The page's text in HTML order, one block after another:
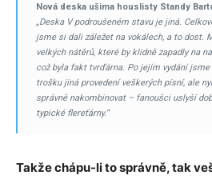
Nová deska ušima houslisty Standy
„Deska V podroušeném stavu je jiná.
jsme si dali záležet na vokálech, a to dost.
velkých nátěrů, které by klidně zapadly na
což byla fakt tvrďárna. Po jejím vydání
trošku jiná provedení veškerých písní, ale
správně nakombinovat – fanoušci uslyší
typické flereťárny.“
Takže chápu-li to správně, tak